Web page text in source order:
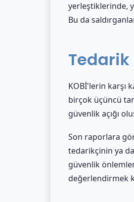
yerleştiklerinde,
Bu da
Tedarik
KOBİ'lerin karşı
birçok üçüncü
güvenlik açığı
Son raporlara
tedarikçinin ya
güvenlik
değerlendirmek